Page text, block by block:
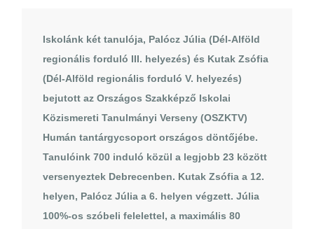
Iskolánk két tanulója, Palócz Júlia (Dél-Alföld
regionális forduló III. helyezés) és Kutak Zsófia
(Dél-Alföld regionális forduló V. helyezés)
bejutott az Országos Szakképző Iskolai
Közismereti Tanulmányi Verseny (OSZKTV)
Humán tantárgycsoport országos döntőjébe.
Tanulóink 700 induló közül a legjobb 23 között
versenyeztek Debrecenben. Kutak Zsófia a 12.
helyen, Palócz Júlia a 6. helyen végzett. Júlia
100%-os szóbeli felelettel, a maximális 80